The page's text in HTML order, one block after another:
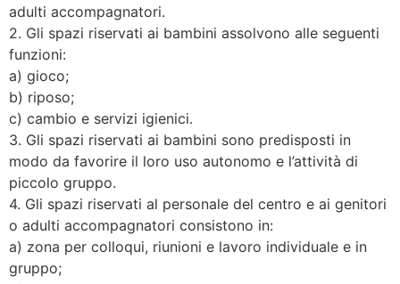
adulti accompagnatori.
2. Gli spazi riservati ai bambini assolvono alle seguenti
funzioni:
a) gioco;
b) riposo;
c) cambio e servizi igienici.
3. Gli spazi riservati ai bambini sono predisposti in
modo da favorire il loro uso autonomo e l’attività di
piccolo gruppo.
4. Gli spazi riservati al personale del centro e ai genitori
o adulti accompagnatori consistono in:
a) zona per colloqui, riunioni e lavoro individuale e in
gruppo;